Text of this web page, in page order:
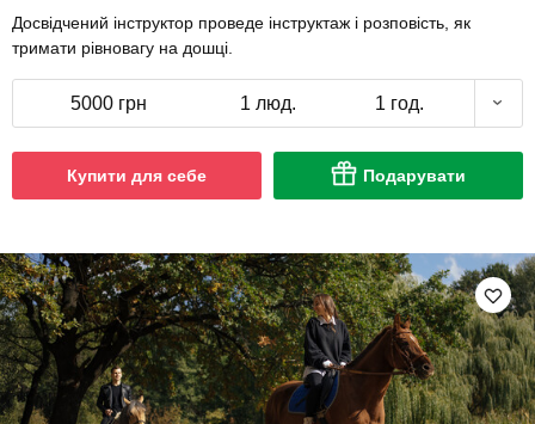
Досвідчений інструктор проведе інструктаж і розповість, як
тримати рівновагу на дошці.
5000 грн 1 люд. 1 год.
Купити для себе Подарувати